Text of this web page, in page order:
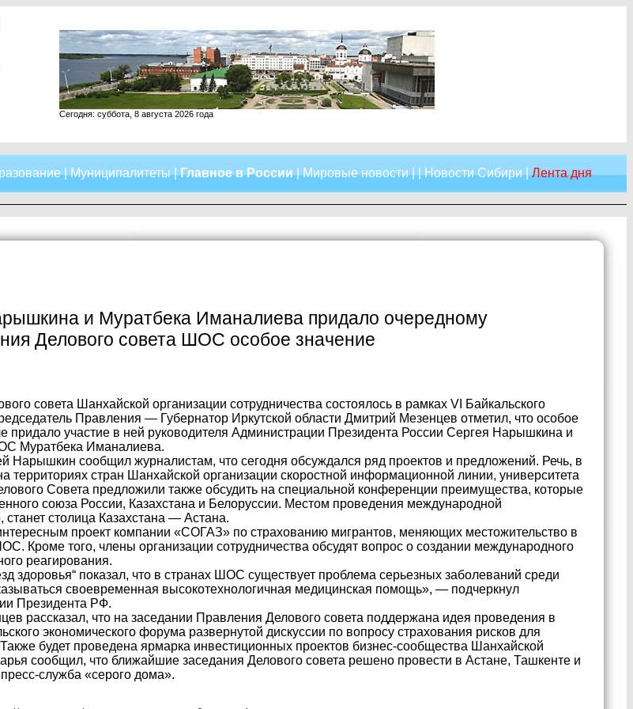
Сегодня: суббота, 8 августа 2026 года
|Муниципалитеты|Главное в России|Мировые новости| |Новости Сибири|Лента дня
и Муратбека Иманалиева придало очередному
Делового совета ШОС особое значение
совета Шанхайской организации сотрудничества состоялось в рамках VI Байкальского
Правления — Губернатор Иркутской области Дмитрий Мезенцев отметил, что особое
придало участие в ней руководителя Администрации Президента России Сергея Нарышкина и
Муратбека Иманалиева.
Нарышкин сообщил журналистам, что сегодня обсуждался ряд проектов и предложений. Речь, в
территориях стран Шанхайской организации скоростной информационной линии, университета
Совета предложили также обсудить на специальной конференции преимущества, которые
союза России, Казахстана и Белоруссии. Местом проведения международной
станет столица Казахстана — Астана.
проект компании «СОГАЗ» по страхованию мигрантов, меняющих местожительство в
Кроме того, члены организации сотрудничества обсудят вопрос о создании международного
реагирования.
здоровья“ показал, что в странах ШОС существует проблема серьезных заболеваний среди
своевременная высокотехнологичная медицинская помощь», — подчеркнул
Президента РФ.
рассказал, что на заседании Правления Делового совета поддержана идея проведения в
экономического форума развернутой дискуссии по вопросу страхования рисков для
будет проведена ярмарка инвестиционных проектов бизнес-сообщества Шанхайской
сообщил, что ближайшие заседания Делового совета решено провести в Астане, Ташкенте и
служба «серого дома».